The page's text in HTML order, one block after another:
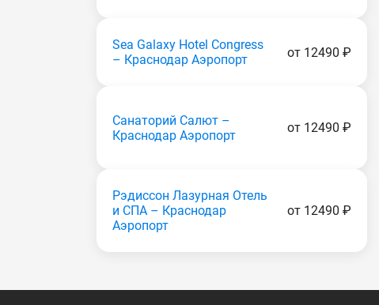
Sea Galaxy Hotel Congress
– Краснодар Аэропорт
от 12490 ₽
Санаторий Салют –
Краснодар Аэропорт
от 12490 ₽
Рэдиссон Лазурная Отель
и СПА – Краснодар
Аэропорт
от 12490 ₽